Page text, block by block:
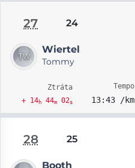
27 24
Wiertel
Tommy
Ztráta
+ 14h44m02s
Tempo
13:43 /km
28 25
Booth